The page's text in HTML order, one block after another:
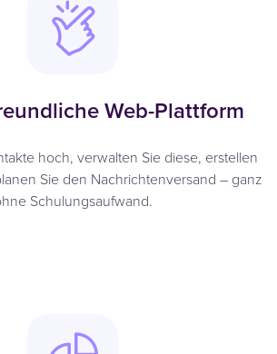
Web-Plattform
hoch, verwalten Sie diese, erstellen
Sie den Nachrichtenversand – ganz
Schulungsaufwand.